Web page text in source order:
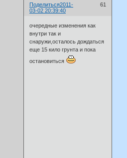
Поделиться 61
2011-
03-02 20:39:40
очередные изменения как
внутри так и
снаружи,осталось дождаться
еще 15 кило грунта и пока
остановиться